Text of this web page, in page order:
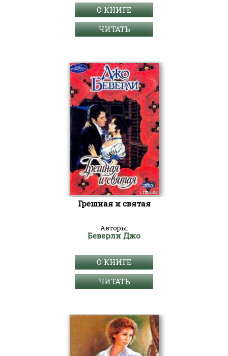
О КНИГЕ
ЧИТАТЬ
Грешная и святая
Авторы:
Беверли Джо
О КНИГЕ
ЧИТАТЬ